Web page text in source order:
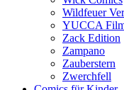
Wildfeuer
YUCCA
Zack Edition
Zampano
Zauberstern
Zwerchfell